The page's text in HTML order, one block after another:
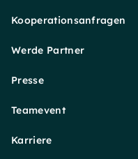
Kooperationsanfragen
Werde Partner
Presse
Teamevent
Karriere